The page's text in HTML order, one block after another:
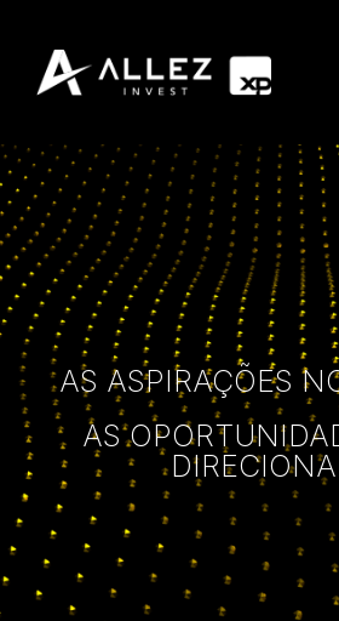
AS ASPIRAÇÕES
AS